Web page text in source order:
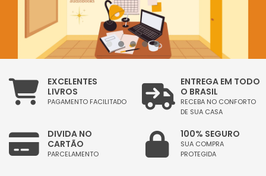
EXCELENTES
LIVROS
PAGAMENTO FACILITADO
ENTREGA EM TODO
O BRASIL
RECEBA NO CONFORTO
DE SUA CASA
DIVIDA NO
CARTÃO
PARCELAMENTO
100% SEGURO
SUA COMPRA
PROTEGIDA